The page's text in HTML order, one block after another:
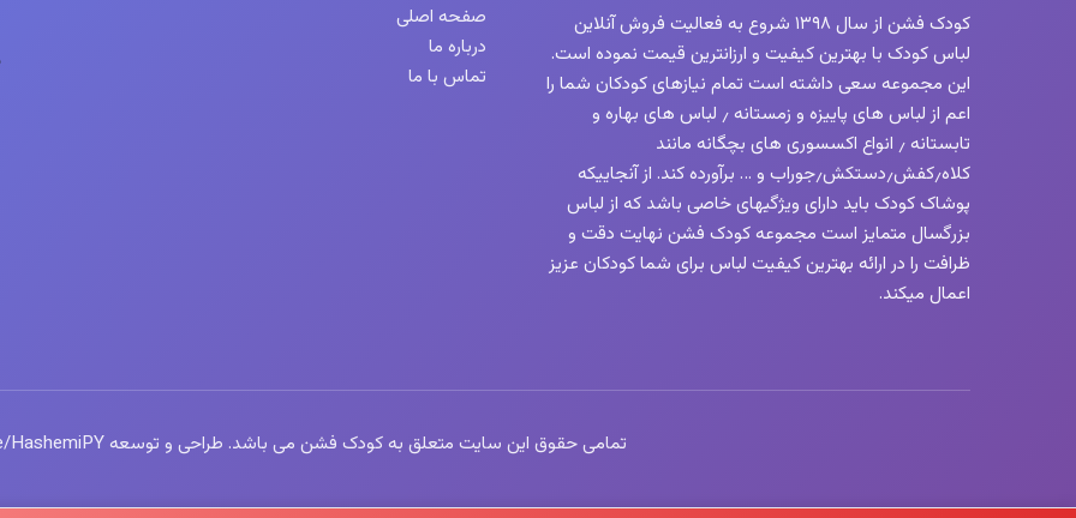
کودک فشن از سال ۱۳۹۸ شروع به فعالیت فروش آنلاین
لباس کودک با بهترین کیفیت و ارزانترین قیمت نموده است.
این مجموعه سعی داشته است تمام نیازهای کودکان شما را
اعم از لباس های پاییزه و زمستانه ٫ لباس های بهاره و
تابستانه ٫ انواع اکسسوری های بچگانه مانند
کلاه٫کفش٫دستکش٫جوراب و … برآورده کند. از آنجاییکه
پوشاک کودک باید دارای ویژگیهای خاصی باشد که از لباس
بزرگسال متمایز است مجموعه کودک فشن نهایت دقت و
ظرافت را در ارائه بهترین کیفیت لباس برای شما کودکان عزیز
اعمال میکند.
صفحه اصلی
درباره ما
تماس با ما
تمامی حقوق این سایت متعلق به کودک فشن می باشد. طراحی و توسعه https://t.me/HashemiPY